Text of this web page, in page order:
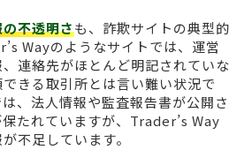
不透明さも、詐欺サイトの典型的
Wayのようなサイトでは、運営
連絡先がほとんど明記されていな
きる取引所とは言い難い状況で
、法人情報や監査報告書が公開さ
たれていますが、Trader’s Way
不足しています。